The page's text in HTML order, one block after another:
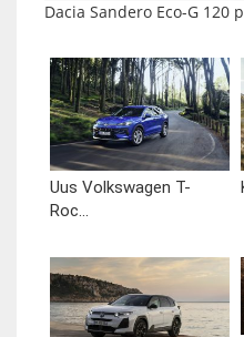
Dacia Sandero Eco-G 120
Uus Volkswagen T-
Roc...